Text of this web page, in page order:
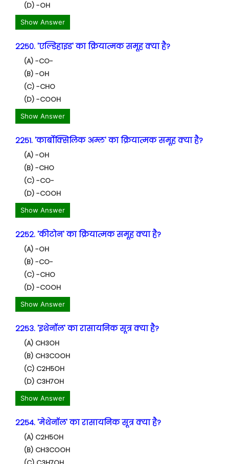
(D) -OH
Show Answer
2250. 'एल्डिहाइड' का क्रियात्मक समूह क्या है?
(A) -CO-
(B) -OH
(C) -CHO
(D) -COOH
Show Answer
2251. 'कार्बोक्सिलिक अम्ल' का क्रियात्मक समूह क्या है?
(A) -OH
(B) -CHO
(C) -CO-
(D) -COOH
Show Answer
2252. 'कीटोन' का क्रियात्मक समूह क्या है?
(A) -OH
(B) -CO-
(C) -CHO
(D) -COOH
Show Answer
2253. 'इथेनॉल' का रासायनिक सूत्र क्या है?
(A) CH3OH
(B) CH3COOH
(C) C2H5OH
(D) C3H7OH
Show Answer
2254. 'मेथेनॉल' का रासायनिक सूत्र क्या है?
(A) C2H5OH
(B) CH3COOH